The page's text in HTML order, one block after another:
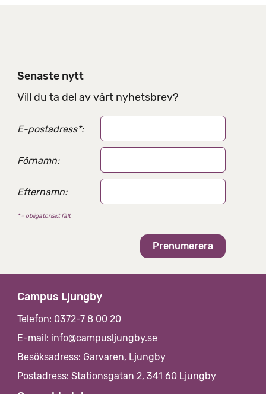
Senaste nytt
Vill du ta del av vårt nyhetsbrev?
E-postadress*:
Förnamn:
Efternamn:
* = obligatoriskt fält
Campus Ljungby
Telefon: 0372-7 8 00 20
E-mail: info@campusljungby.se
Besöksadress: Garvaren, Ljungby
Postadress: Stationsgatan 2, 341 60 Ljungby